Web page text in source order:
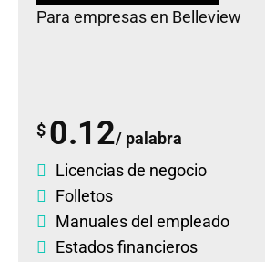
Para empresas en Belleview
$ 0.12/ palabra
Licencias de negocio
Folletos
Manuales del empleado
Estados financieros